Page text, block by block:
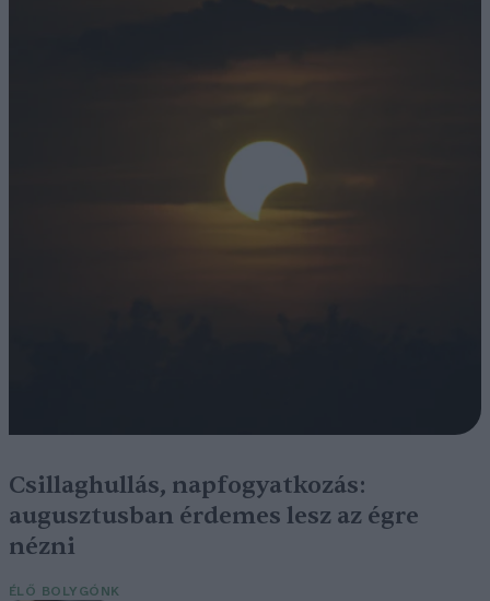
Csillaghullás, napfogyatkozás:
augusztusban érdemes lesz az égre
nézni
ÉLŐ BOLYGÓNK